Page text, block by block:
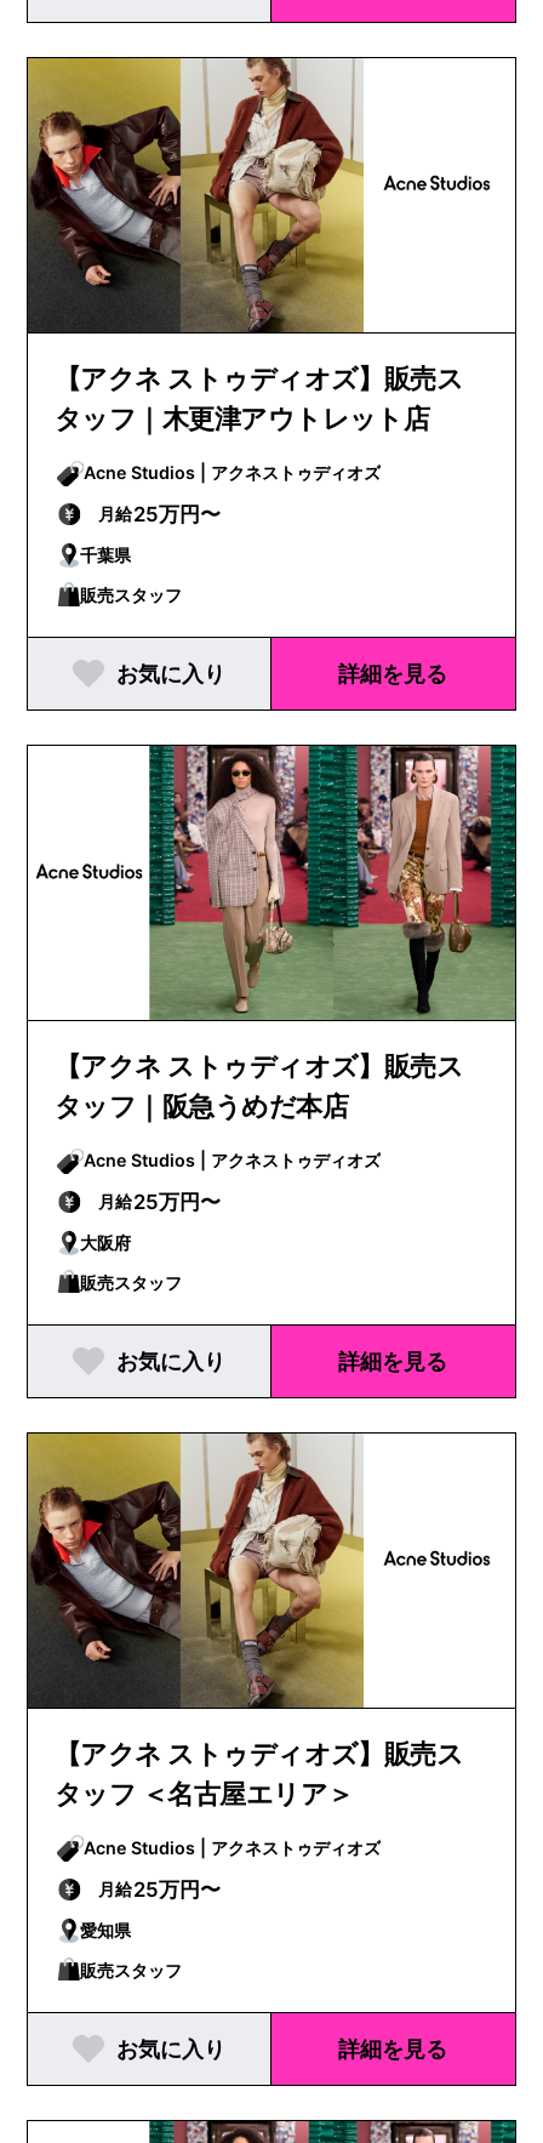
【アクネ ストゥディオズ】販売ス
タッフ｜木更津アウトレット店
Acne Studios | アクネストゥディオズ
月給25万円〜
千葉県
販売スタッフ
お気に入り 詳細を見る
【アクネ ストゥディオズ】販売ス
タッフ｜阪急うめだ本店
Acne Studios | アクネストゥディオズ
月給25万円〜
大阪府
販売スタッフ
お気に入り 詳細を見る
【アクネ ストゥディオズ】販売ス
タッフ ＜名古屋エリア＞
Acne Studios | アクネストゥディオズ
月給25万円〜
愛知県
販売スタッフ
お気に入り 詳細を見る